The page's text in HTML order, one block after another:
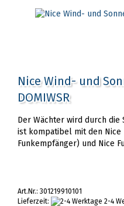
Nice Wind- und
DOMIWSR
Der Wächter wird durch die
ist kompatibel mit den
Funkempfänger) und Nice
Art.Nr.: 301219910101
Lieferzeit:
2-4